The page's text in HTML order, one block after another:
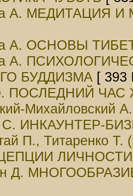
А. МЕДИТАЦИЯ
А. ОСНОВЫ
А.
БУДДИЗМА [ 393
ПОСЛЕДНИЙ ЧАС
С. ИНКАУНТЕР-
П.,
ЛИЧНОСТИ
Д.